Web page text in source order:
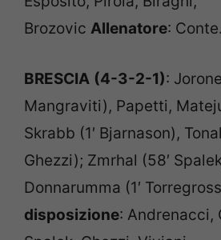
Brozovic Allenatore: Conte.
BRESCIA (4-3-2-1):
Mangraviti), Papetti,
Skrabb (1′ Bjarnason),
Ghezzi); Zmrhal (58′
Donnarumma (1′
disposizione: Andrenacci,